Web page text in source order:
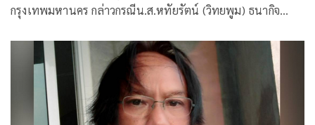
กรุงเทพมหานคร กล่าวกรณีน.ส.หทัยรัตน์ (วิทยพูม) ธนากิจ
นัท” (ไฮโซลูกนัท)